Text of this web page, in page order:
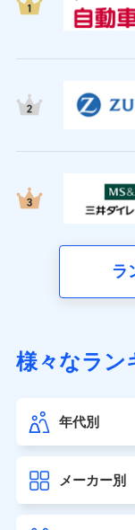
(https://
チューリッヒ
(https://
(https://
ins.com/)
三井ダイレクト
（https://
第一ネオ生命保
大樹生命保険株
seimei.co.jp）
チューリッヒ
ラ
様々なラン
年代別
メーカー別